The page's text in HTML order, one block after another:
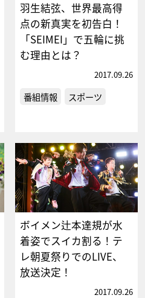
羽生結弦、世界最高得
点の新真実を初告白！
「SEIMEI」で五輪に挑
む理由とは？
2017.09.26
番組情報 スポーツ
ボイメン辻本達規が水
着姿でスイカ割る！テ
レ朝夏祭りでのLIVE、
放送決定！
2017.09.26